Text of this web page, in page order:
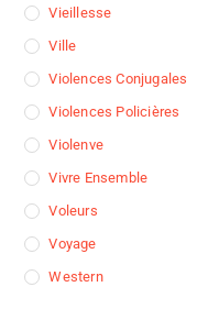
Vieillesse
Ville
Violences Conjugales
Violences Policières
Violenve
Vivre Ensemble
Voleurs
Voyage
Western